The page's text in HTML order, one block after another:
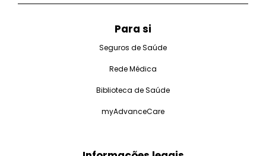
Para si
Seguros de Saúde
Rede Médica
Biblioteca de Saúde
myAdvanceCare